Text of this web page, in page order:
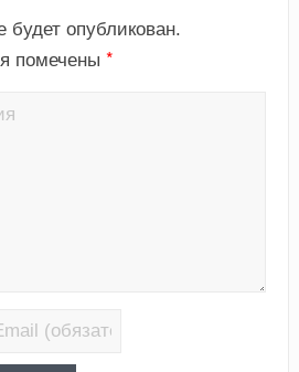
опубликован.
помечены *